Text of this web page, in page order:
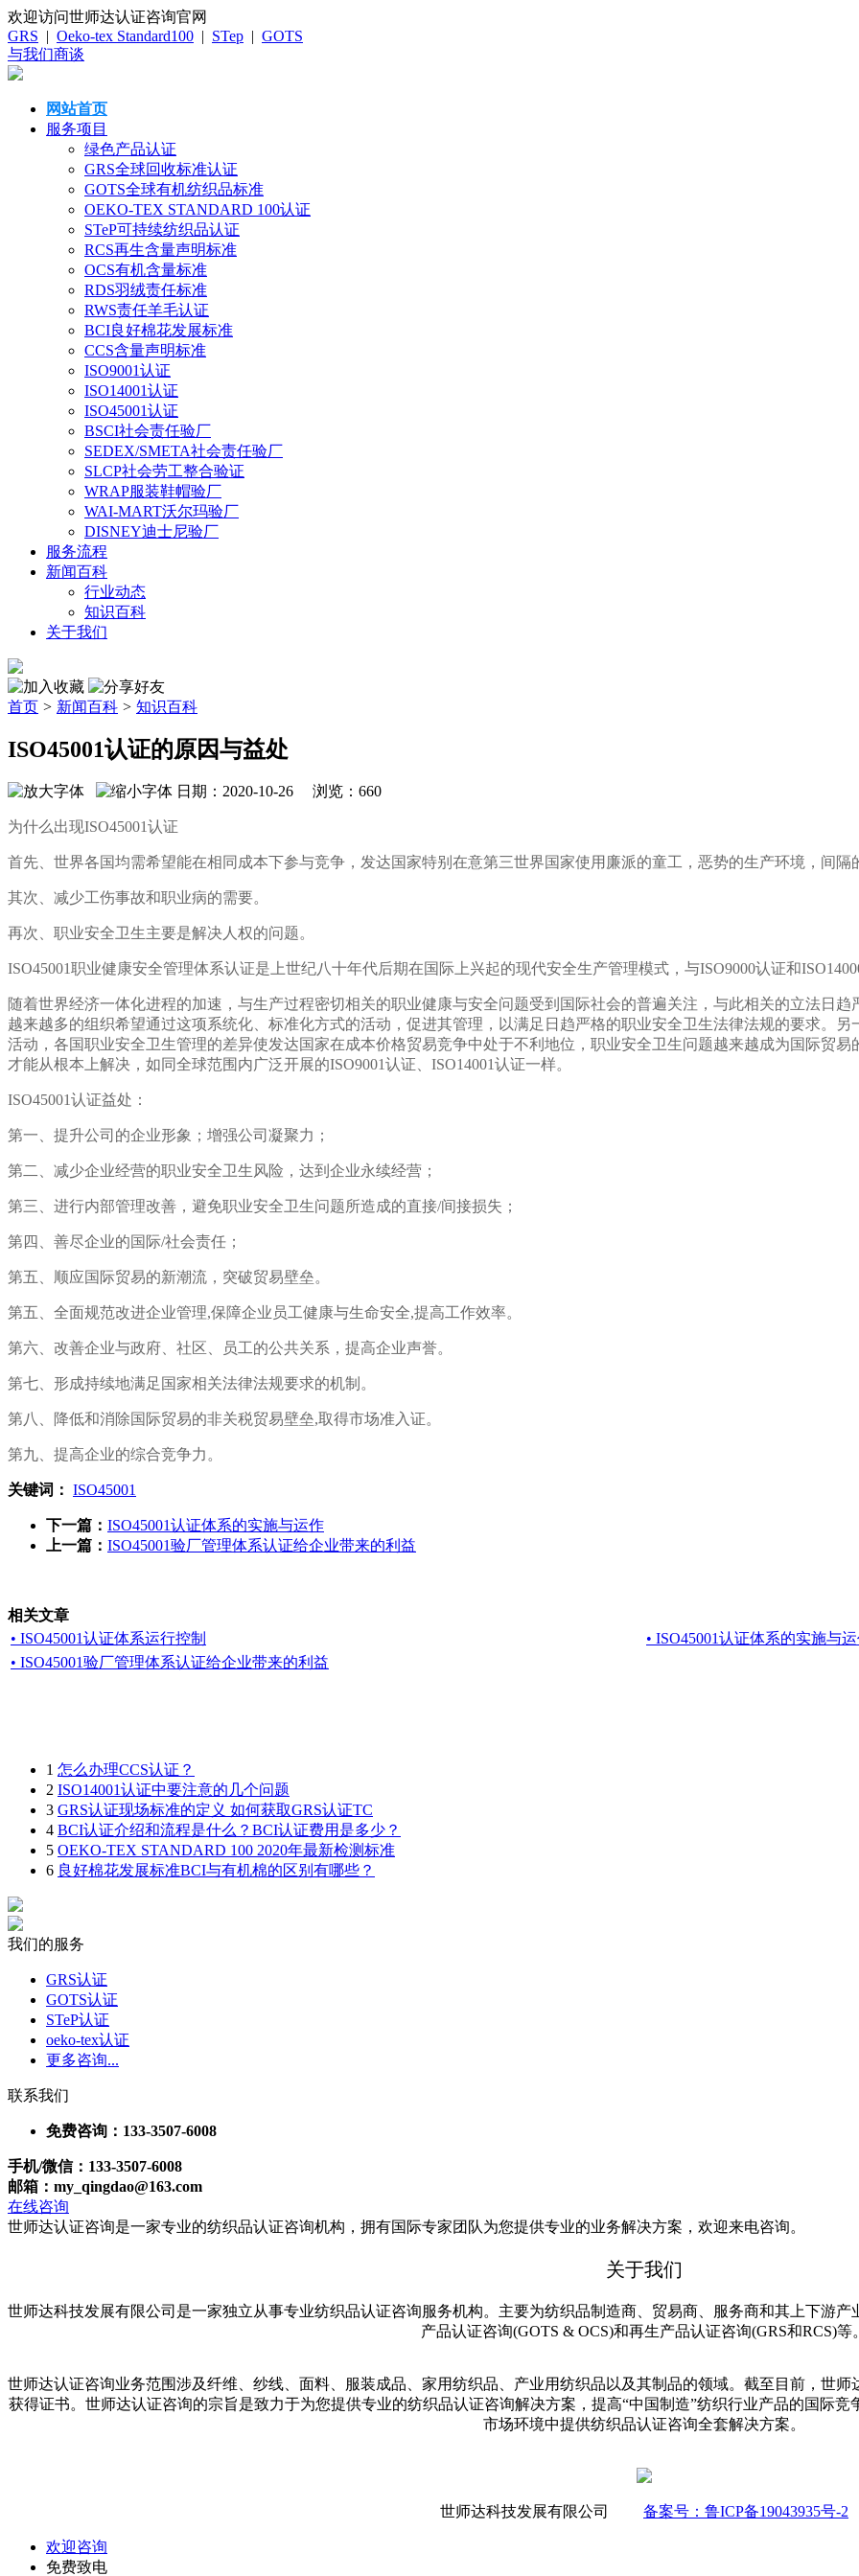
欢迎访问世师达认证咨询官网
GRS | Oeko-tex Standard100 | STep | GOTS
与我们商谈
网站首页
服务项目
绿色产品认证
GRS全球回收标准认证
GOTS全球有机纺织品标准
OEKO-TEX STANDARD 100认证
STeP可持续纺织品认证
RCS再生含量声明标准
OCS有机含量标准
RDS羽绒责任标准
RWS责任羊毛认证
BCI良好棉花发展标准
CCS含量声明标准
ISO9001认证
ISO14001认证
ISO45001认证
BSCI社会责任验厂
SEDEX/SMETA社会责任验厂
SLCP社会劳工整合验证
WRAP服装鞋帽验厂
WAI-MART沃尔玛验厂
DISNEY迪士尼验厂
服务流程
新闻百科
行业动态
知识百科
关于我们
首页 > 新闻百科 > 知识百科
ISO45001认证的原因与益处
日期：2020-10-26 浏览： 660
为什么出现ISO45001认证
首先、世界各国均需希望能在相同成本下参与竞争，发达国家特别在意第三世界国家使用廉派的童工，恶势的生产环境，间
其次、减少工伤事故和职业病的需要。
再次、职业安全卫生主要是解决人权的问题。
ISO45001职业健康安全管理体系认证是上世纪八十年代后期在国际上兴起的现代安全生产管理模式，与ISO9000认证和
随着世界经济一体化进程的加速，与生产过程密切相关的职业健康与安全问题受到国际社会的普遍关注，与此相关的立法日
越来越多的组织希望通过这项系统化、标准化方式的活动，促进其管理，以满足日趋严格的职业安全卫生法律法规的要求。
活动，各国职业安全卫生管理的差异使发达国家在成本价格贸易竞争中处于不利地位，职业安全卫生问题越来越成为国际贸
才能从根本上解决，如同全球范围内广泛开展的ISO9001认证、ISO14001认证一样。
ISO45001认证益处：
第一、提升公司的企业形象；增强公司凝聚力；
第二、减少企业经营的职业安全卫生风险，达到企业永续经营；
第三、进行内部管理改善，避免职业安全卫生问题所造成的直接/间接损失；
第四、善尽企业的国际/社会责任；
第五、顺应国际贸易的新潮流，突破贸易壁垒。
第五、全面规范改进企业管理,保障企业员工健康与生命安全,提高工作效率。
第六、改善企业与政府、社区、员工的公共关系，提高企业声誉。
第七、形成持续地满足国家相关法律法规要求的机制。
第八、降低和消除国际贸易的非关税贸易壁垒,取得市场准入证。
第九、提高企业的综合竞争力。
关键词： ISO45001
下一篇： ISO45001认证体系的实施与运作
上一篇： ISO45001验厂管理体系认证给企业带来的利益
相关文章
• ISO45001认证体系运行控制
• ISO45001认证体系的实施与
• ISO45001验厂管理体系认证给企业带来的利益
1 怎么办理CCS认证？
2 ISO14001认证中要注意的几个问题
3 GRS认证现场标准的定义 如何获取GRS认证TC
4 BCI认证介绍和流程是什么？BCI认证费用是多少？
5 OEKO-TEX STANDARD 100 2020年最新检测标准
6 良好棉花发展标准BCI与有机棉的区别有哪些？
我们的服务
GRS认证
GOTS认证
STeP认证
oeko-tex认证
更多咨询...
联系我们
免费咨询：133-3507-6008
手机/微信：133-3507-6008
邮箱：my_qingdao@163.com
在线咨询
世师达认证咨询是一家专业的纺织品认证咨询机构，拥有国际专家团队为您提供专业的业务解决方案，欢迎来电咨询。
关于我们
世师达科技发展有限公司是一家独立从事专业纺织品认证咨询服务机构。主要为纺织品制造商、贸易商、服务商和其上下游
产品认证咨询(GOTS & OCS)和再生产品认证咨询(GRS和RCS)等
世师达认证咨询业务范围涉及纤维、纱线、面料、服装成品、家用纺织品、产业用纺织品以及其制品的领域。截至目前，世
获得证书。世师达认证咨询的宗旨是致力于为您提供专业的纺织品认证咨询解决方案，提高“中国制造”纺织行业产品的国际
市场环境中提供纺织品认证咨询全套解决方案。
世师达科技发展有限公司 备案号：鲁ICP备19043935号-2
欢迎咨询
免费致电